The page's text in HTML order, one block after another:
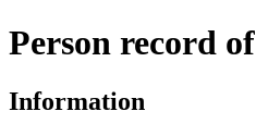
Person record of
Information